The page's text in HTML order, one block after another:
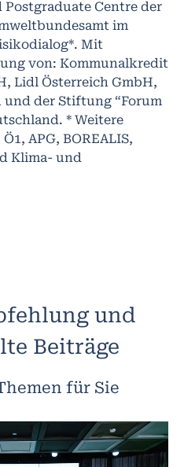
Centre der
im
Mit
von: Kommunalkredit
Lidl Österreich GmbH,
und der Stiftung “Forum
* Weitere
APG, BOREALIS,
Klima- und
und
Beiträge
für Sie